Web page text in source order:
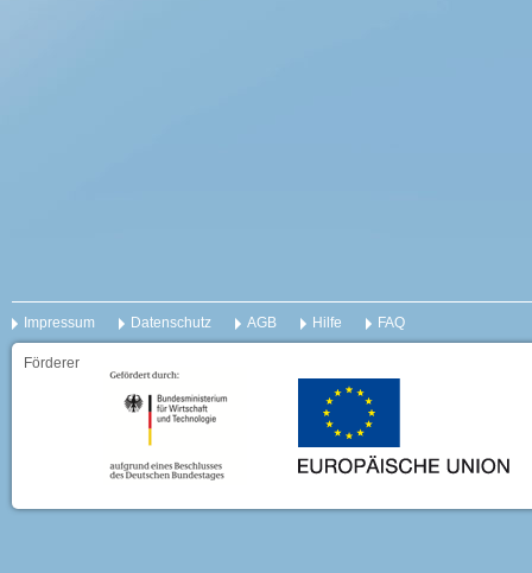
Impressum Datenschutz AGB Hilfe FAQ
Förderer